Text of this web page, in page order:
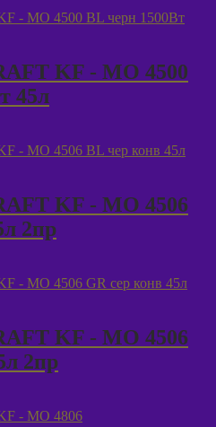
KF - MO 4500
45л
KF - MO 4506
2пр
KF - MO 4506
2пр